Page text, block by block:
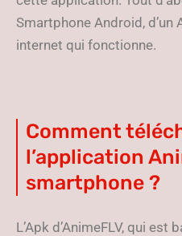
Smartphone Android, d’un
internet qui fonctionne.
Comment
l’application
smartphone ?
L’Apk d’AnimeFLV, qui